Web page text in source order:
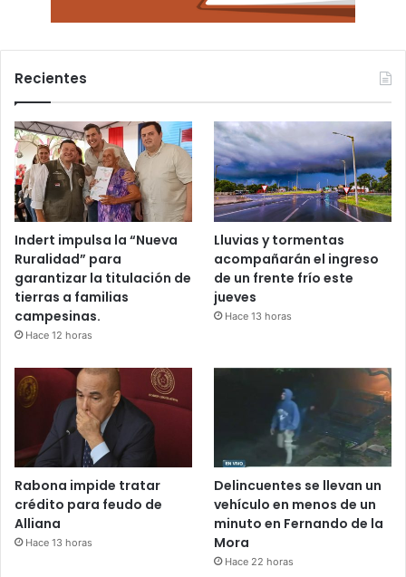
Recientes
Indert impulsa la “Nueva
Ruralidad” para
garantizar la titulación de
tierras a familias
campesinas.
Hace 12 horas
Lluvias y tormentas
acompañarán el ingreso
de un frente frío este
jueves
Hace 13 horas
Rabona impide tratar
crédito para feudo de
Alliana
Hace 13 horas
Delincuentes se llevan un
vehículo en menos de un
minuto en Fernando de la
Mora
Hace 22 horas